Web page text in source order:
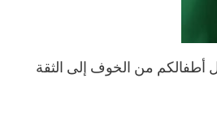
تنقل أطفالكم من الخوف إلى الثقة